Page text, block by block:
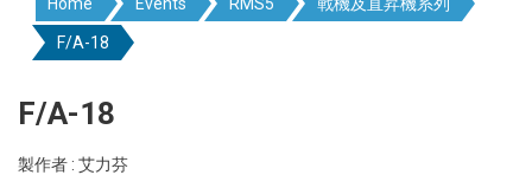
F/A-18
F/A-18
製作者 : 艾力芬